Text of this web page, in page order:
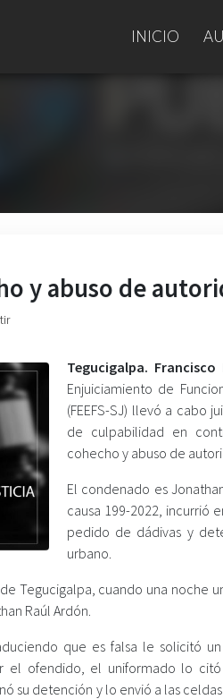
INICIO
y abuso de
Tegucigalpa. Francisco
Enjuiciamiento de
(FEEFS-SJ) llevó a cabo
de culpabilidad en
cohecho y abuso de
El condenado es
causa 199-2022, incurrió
pedido de dádivas y
urbano.
Tegucigalpa, cuando una noche
Raúl Ardón.
que es falsa le solicitó
ofendido, el uniformado lo
su detención y lo envió a las